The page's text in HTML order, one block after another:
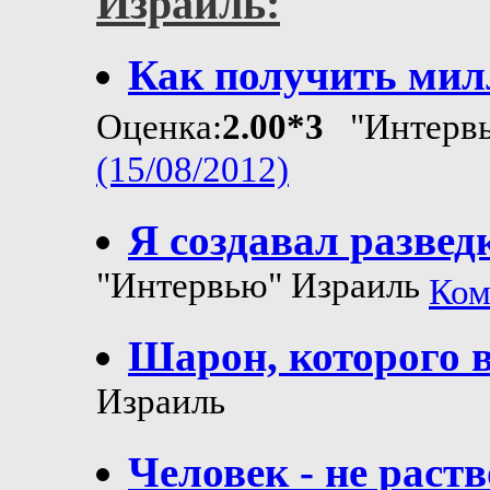
Как получить
Оценка:2.00*3
(15/08/2012)
Я создавал
"Интервью" Израиль
Шарон, которого
Израиль
Человек - не